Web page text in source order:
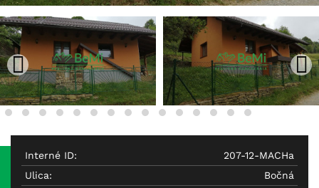
Interné ID:
207-12-MACHa
Ulica:
Bočná